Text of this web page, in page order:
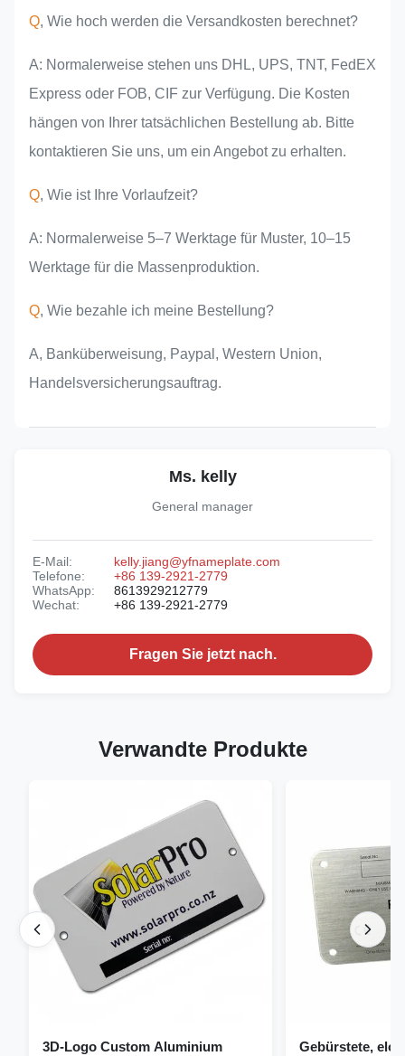
Q, Wie hoch werden die Versandkosten berechnet?
A: Normalerweise stehen uns DHL, UPS, TNT, FedEX
Express oder FOB, CIF zur Verfügung. Die Kosten
hängen von Ihrer tatsächlichen Bestellung ab. Bitte
kontaktieren Sie uns, um ein Angebot zu erhalten.
Q, Wie ist Ihre Vorlaufzeit?
A: Normalerweise 5–7 Werktage für Muster, 10–15
Werktage für die Massenproduktion.
Q, Wie bezahle ich meine Bestellung?
A, Banküberweisung, Paypal, Western Union,
Handelsversicherungsauftrag.
Ms. kelly
General manager
E-Mail:
kelly.jiang@yfnameplate.com
Telefone:
+86 139-2921-2779
WhatsApp:
8613929212779
Wechat:
+86 139-2921-2779
Fragen Sie jetzt nach.
Verwandte Produkte
3D-Logo Custom Aluminium
Gebürstete,